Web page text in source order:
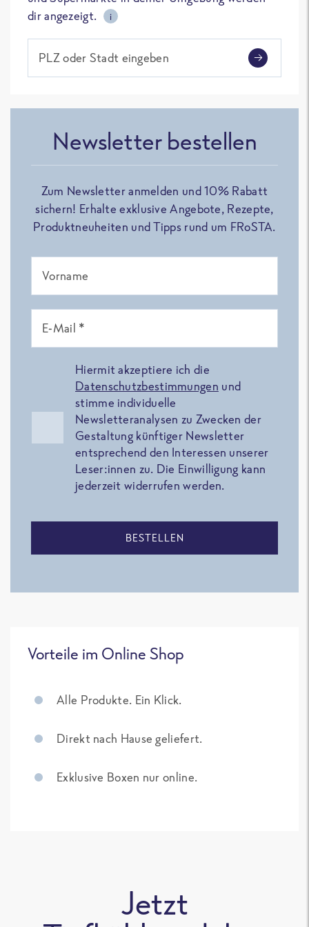
dir angezeigt.
i
PLZ oder Stadt eingeben
Newsletter bestellen
Zum Newsletter anmelden und 10% Rabatt
sichern! Erhalte exklusive Angebote, Rezepte,
Produktneuheiten und Tipps rund um FRoSTA.
Vorname
E-Mail *
Hiermit akzeptiere ich die
Datenschutzbestimmungen und
stimme individuelle
Newsletteranalysen zu Zwecken der
Gestaltung künftiger Newsletter
entsprechend den Interessen unserer
Leser:innen zu. Die Einwilligung kann
jederzeit widerrufen werden.
BESTELLEN
Vorteile im Online Shop
Alle Produkte. Ein Klick.
Direkt nach Hause geliefert.
Exklusive Boxen nur online.
Jetzt